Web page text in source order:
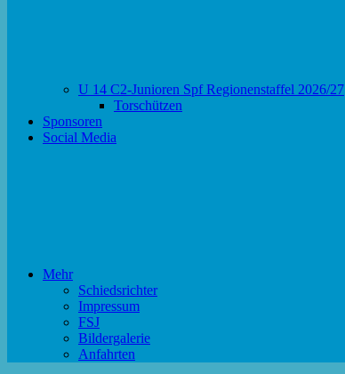
U 14 C2-Junioren Spf Regionenstaffel 2026/27
Torschützen
Sponsoren
Social Media
Mehr
Schiedsrichter
Impressum
FSJ
Bildergalerie
Anfahrten